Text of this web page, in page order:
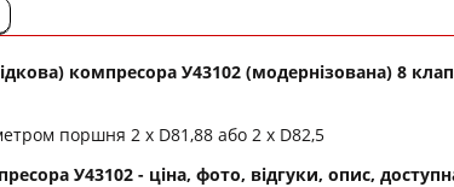
компресора У43102 (модернізована) 8
поршня 2 х D81,88 або 2 х D82,5
У43102 - ціна, фото, відгуки, опис,